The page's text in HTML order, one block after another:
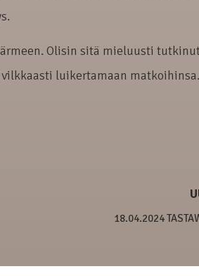
Olisin sitä mieluusti
luikertamaan matkoihinsa.
18.04.2024